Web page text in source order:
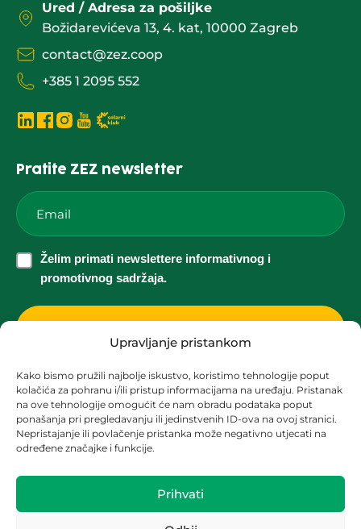
Upravljanje pristankom
Kako bismo pružili najbolje iskustvo, koristimo tehnologije poput
kolačića za pohranu i/ili pristup informacijama na uređaju. Pristanak
na ove tehnologije omogućit će nam obradu podataka poput
ponašanja pri pregledavanju ili jedinstvenih ID-ova na ovoj stranici.
Nepristajanje ili povlačenje pristanka može negativno utjecati na
određene značajke i funkcije.
Prihvati
Ured / Adresa za pošiljke
Božidarevićeva 13, 4. kat, 10000 Zagreb
contact@zez.coop
+385 1 2095 552
Pratite ZEZ newsletter
Email
*
Želim
primati
informativnog
sadržaja.
*
Želim primati newslettere informativnog i
promotivnog sadržaja.
Korisnička podrška za solarne elektrane
solari@zez.coop
+ 385 91 2090 403